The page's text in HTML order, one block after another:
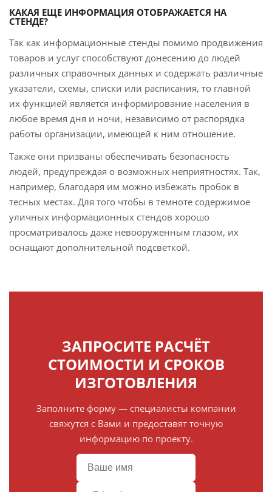
КАКАЯ ЕЩЕ ИНФОРМАЦИЯ ОТОБРАЖАЕТСЯ НА
СТЕНДЕ?
Так как информационные стенды помимо продвижения
товаров и услуг способствуют донесению до людей
различных справочных данных и содержать различные
указатели, схемы, списки или расписания, то главной
их функцией является информирование населения в
любое время дня и ночи, независимо от распорядка
работы организации, имеющей к ним отношение.
Также они призваны обеспечивать безопасность
людей, предупреждая о возможных неприятностях. Так,
например, благодаря им можно избежать пробок в
тесных местах. Для того чтобы в темноте содержимое
уличных информационных стендов хорошо
просматривалось даже невооруженным глазом, их
оснащают дополнительной подсветкой.
ЗАПРОСИТЕ РАСЧЁТ
СТОИМОСТИ И СРОКОВ
ИЗГОТОВЛЕНИЯ
Заполните форму — специалисты компании
свяжутся с Вами и предоставят точную
информацию по проекту.